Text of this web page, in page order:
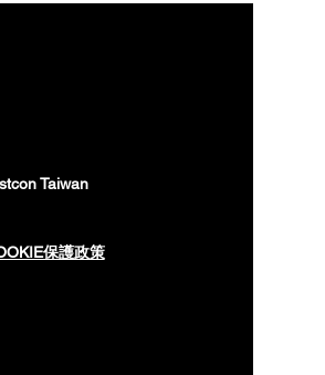
Taiwan
保護政策